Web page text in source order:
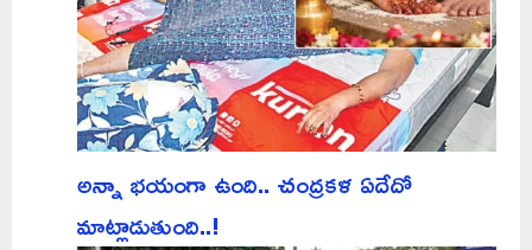
అన్నా భయంగా ఉంది.. చంద్రకళ ఏదేదో
మాట్లాడుతుంది..!